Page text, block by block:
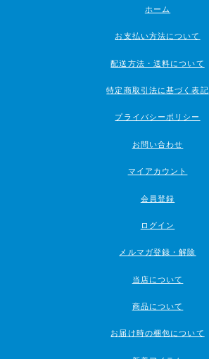
ホーム
お支払い方法について
配送方法・送料について
特定商取引法に基づく表記
プライバシーポリシー
お問い合わせ
マイアカウント
会員登録
ログイン
メルマガ登録・解除
当店について
商品について
お届け時の梱包について